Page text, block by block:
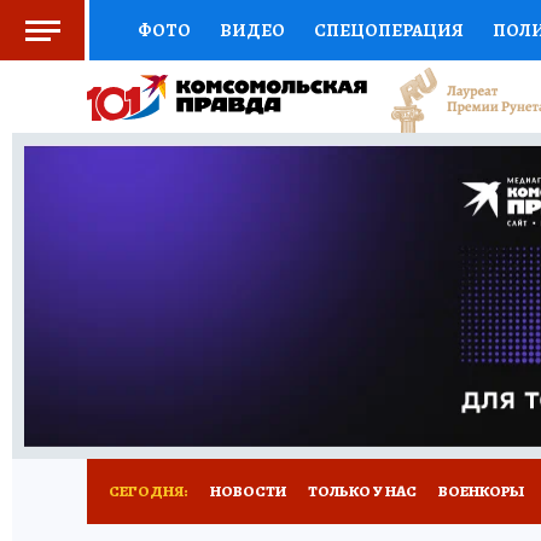
ФОТО ВИДЕО СПЕЦОПЕРАЦИЯ
СОЦПОДДЕРЖКА НАУКА СПОРТ
ВЫБОР ЭКСПЕРТОВ ДОКТОР
ПРОГНОЗЫ НА СПОРТ
НОВОЕ
СЕГОДНЯ: НОВОСТИ ТОЛЬКО У НАС ВОЕНКОРЫ